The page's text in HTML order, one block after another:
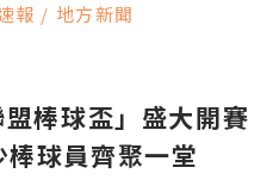
報 / 地方新聞
盟棒球盃」盛大開賽
球員齊聚一堂